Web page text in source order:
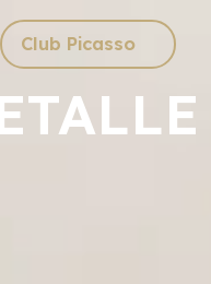
Club Picasso